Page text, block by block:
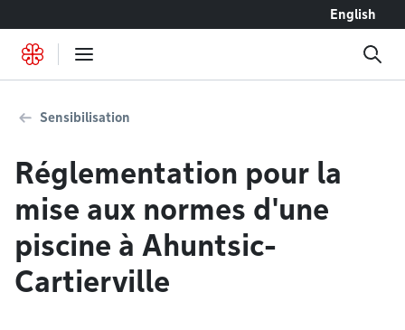
English
Sensibilisation
Réglementation pour la
mise aux normes d'une
piscine à Ahuntsic-
Cartierville